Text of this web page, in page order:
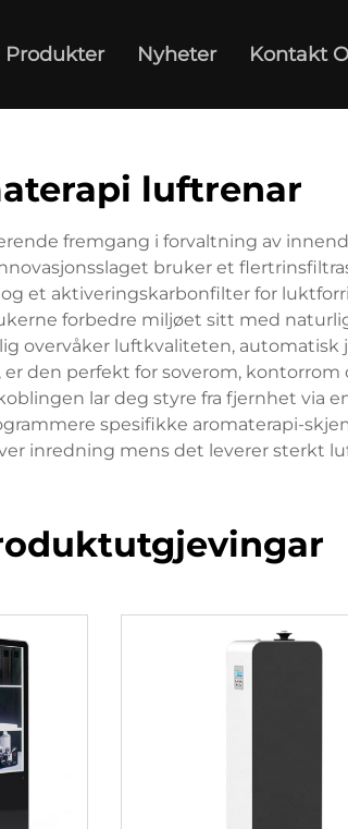
Produkter Nyheter Kontakt
luftrenar
fremgang i forvaltning av
bruker et
et aktiveringskarbonfilter for
forbedre miljøet sitt med
overvåker luftkvaliteten,
den perfekt for soverom,
lar deg styre fra fjernhet via
spesifikke aromaterapi-
inredning mens det leverer sterkt